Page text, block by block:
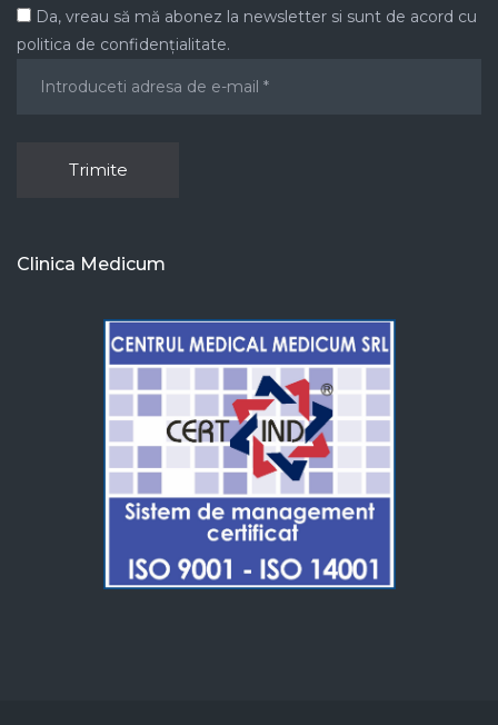
Da, vreau să mă abonez la newsletter si sunt de acord cu
politica de confidențialitate.
Clinica Medicum